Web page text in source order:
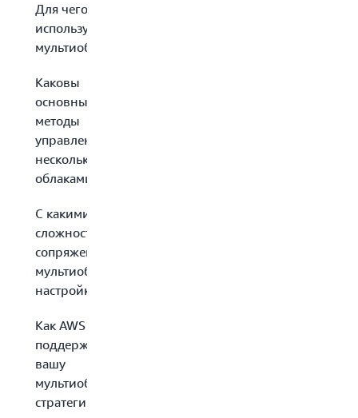
Для чего
используют
мультиоблако?
Каковы
основные
методы
управления
несколькими
облаками?
С какими
сложностями
сопряжена
мультиоблачная
настройка?
Как AWS может
поддержать
вашу
мультиоблачную
стратегию?